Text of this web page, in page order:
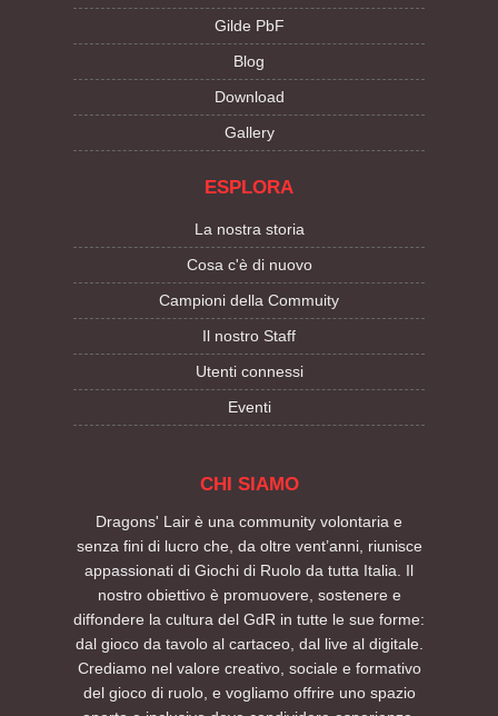
Gilde PbF
Blog
Download
Gallery
ESPLORA
La nostra storia
Cosa c'è di nuovo
Campioni della Commuity
Il nostro Staff
Utenti connessi
Eventi
CHI SIAMO
Dragons' Lair è una community volontaria e
senza fini di lucro che, da oltre vent’anni, riunisce
appassionati di Giochi di Ruolo da tutta Italia. Il
nostro obiettivo è promuovere, sostenere e
diffondere la cultura del GdR in tutte le sue forme:
dal gioco da tavolo al cartaceo, dal live al digitale.
Crediamo nel valore creativo, sociale e formativo
del gioco di ruolo, e vogliamo offrire uno spazio